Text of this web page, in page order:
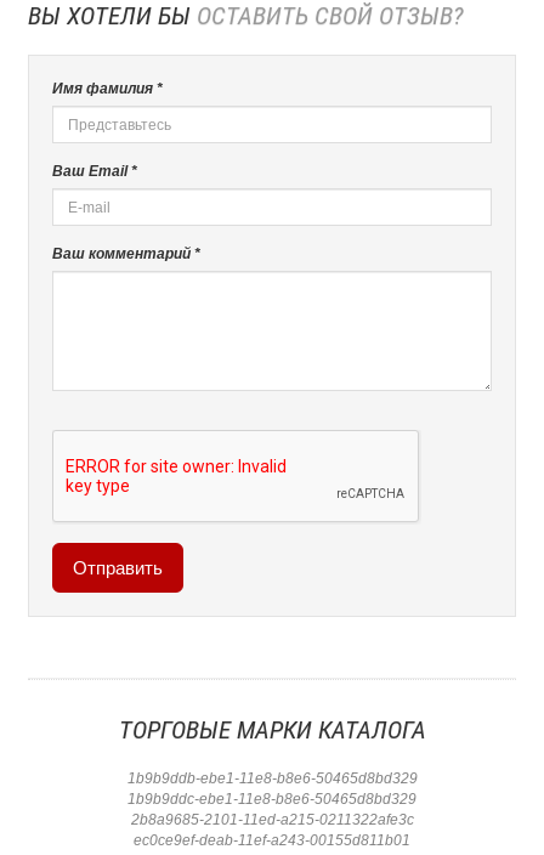
ВЫ ХОТЕЛИ БЫ ОСТАВИТЬ СВОЙ ОТЗЫВ?
Имя фамилия *
Ваш Email *
Ваш комментарий *
ТОРГОВЫЕ МАРКИ КАТАЛОГА
1b9b9ddb-ebe1-11e8-b8e6-50465d8bd329
1b9b9ddc-ebe1-11e8-b8e6-50465d8bd329
2b8a9685-2101-11ed-a215-0211322afe3c
ec0ce9ef-deab-11ef-a243-00155d811b01